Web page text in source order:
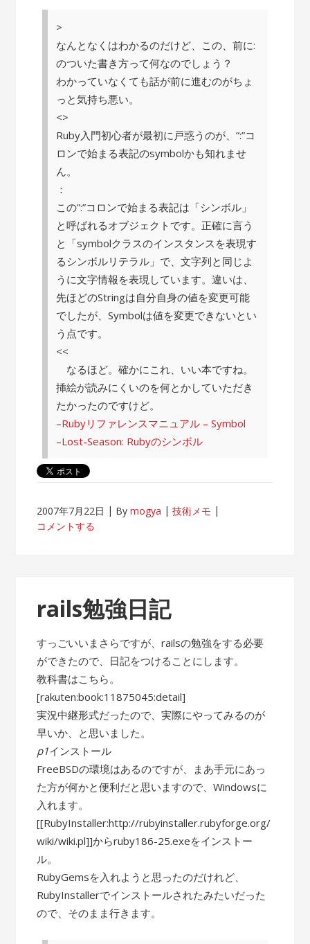
>
なんとなくはわかるのだけど、この、前に:
のついた書き方って何なのでしょう？
わかっていなくても話が前に進むのがちょ
っと気持ち悪い。
<>
Ruby入門初心者が最初に戸惑うのが、”:”コ
ロンで始まる表記のsymbolかも知れませ
ん。
：
この”:”コロンで始まる表記は「シンボル」
と呼ばれるオブジェクトです。正確に言う
と「symbolクラスのインスタンスを表現す
るシンボルリテラル」で、文字列と同じよ
うに文字情報を表現しています。違いは、
先ほどのStringは自分自身の値を変更可能
でしたが、Symbolは値を変更できないとい
う点です。
<<
なるほど。確かにこれ、いい本ですね。
挿絵が読みにくいのを何とかしていただき
たかったのですけど。
–Rubyリファレンスマニュアル – Symbol
–Lost-Season: Rubyのシンボル
2007年7月22日 Bymogya
技術メモ
コメントする
rails勉強日記
すっごいいまさらですが、railsの勉強をする必要
ができたので、日記をつけることにします。
教科書はこちら。
[rakuten:book:11875045:detail]
実況中継形式だったので、実際にやってみるのが
早いか、と思いました。
p1インストール
FreeBSDの環境はあるのですが、まあ手元にあっ
た方が何かと便利だと思いますので、Windowsに
入れます。
[[RubyInstaller:http://rubyinstaller.rubyforge.org/
wiki/wiki.pl]]からruby186-25.exeをインストー
ル。
RubyGemsを入れようと思ったのだけれど、
RubyInstallerでインストールされたみたいだった
ので、そのまま行きます。